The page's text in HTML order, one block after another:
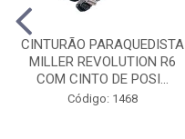
CINTURÃO PARAQUEDISTA
MILLER REVOLUTION R6
COM CINTO DE POSI...
Código: 1468